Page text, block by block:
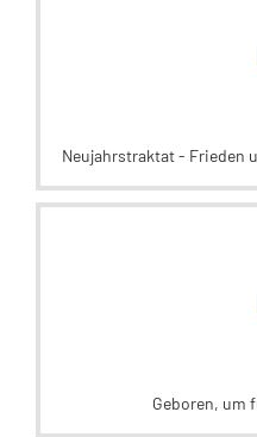
Neujahrstraktat - Frieden
Geboren, um